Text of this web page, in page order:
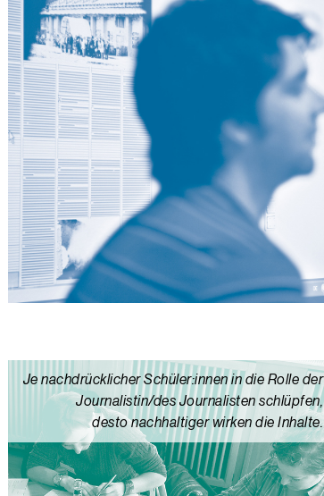
Je nachdrücklicher Schüler:innen in die Rolle der
Journalistin/des Journalisten schlüpfen,
desto nachhaltiger wirken die Inhalte.